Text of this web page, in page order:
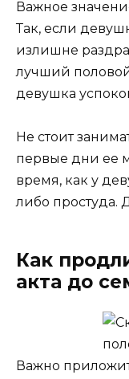
Важное
Так, если
излишне
лучший
девушка
Не стоит
первые дни ее
время, как у
либо простуда.
Как
акта до
Важно